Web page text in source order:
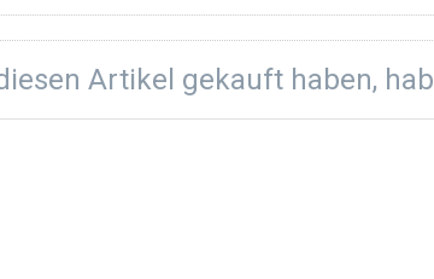
Artikel gekauft haben,